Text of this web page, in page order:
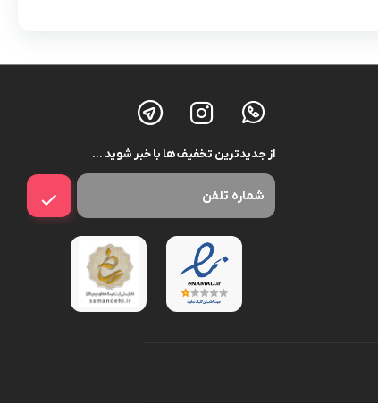
از جدیدترین تخفیف ها با خبر شوید …